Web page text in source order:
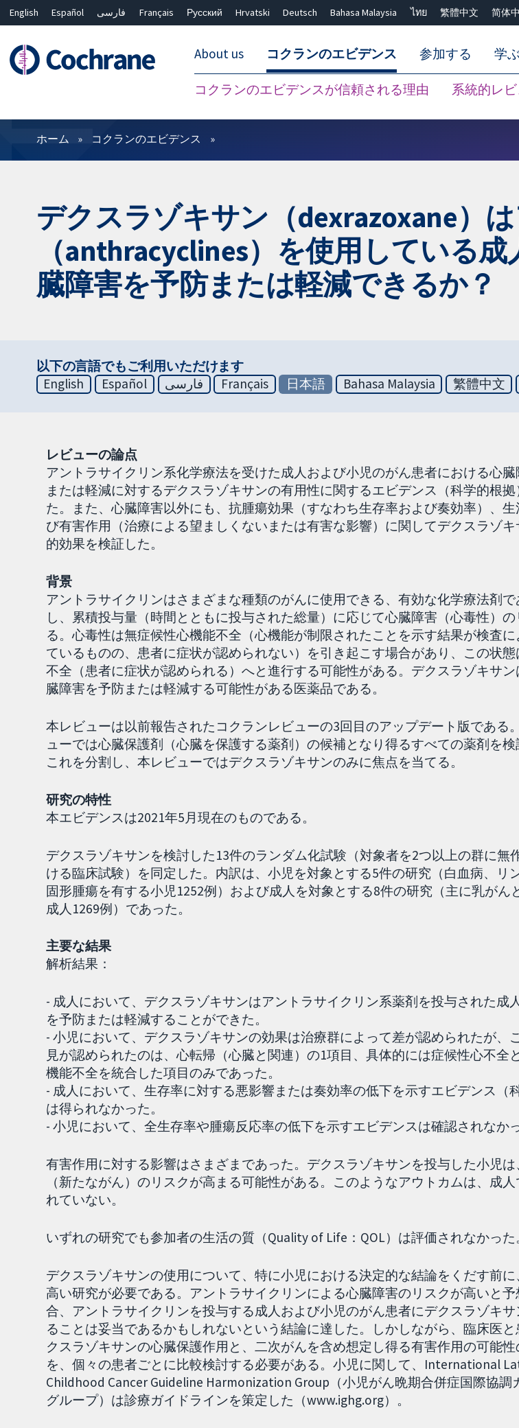
English Español فارسی Français Русский Hrvatski Deutsch Bahasa Malaysia ไทย 繁體中文 简体
About us コクランのエビデンス
コクランのエビデンスが信頼される理由 系統的レ
参加する 学ぶ
フィルター
ホーム コクランのエビデンス
デクスラゾキサン（dexrazoxane）
（anthracyclines）を使用している
臓障害を予防または軽減できるか？
以下の言語でもご利用いただけます
English
Español فارسی Français 日本語 Bahasa Malaysia 繁體中文
レビューの論点
アントラサイクリン系化学療法を受けた成人および小児のがん患者における心
または軽減に対するデクスラゾキサンの有用性に関するエビデンス（科学的根拠
た。また、心臓障害以外にも、抗腫瘍効果（すなわち生存率および奏効率）、生
び有害作用（治療による望ましくないまたは有害な影響）に関してデクスラゾ
的効果を検証した。
背景
アントラサイクリンはさまざまな種類のがんに使用できる、有効な化学療法剤
し、累積投与量（時間とともに投与された総量）に応じて心臓障害（心毒性）
る。心毒性は無症候性心機能不全（心機能が制限されたことを示す結果が検査
ているものの、患者に症状が認められない）を引き起こす場合があり、この状
不全（患者に症状が認められる）へと進行する可能性がある。デクスラゾキサ
臓障害を予防または軽減する可能性がある医薬品である。
本レビューは以前報告されたコクランレビューの3回目のアップデート版である
ューでは心臓保護剤（心臓を保護する薬剤）の候補となり得るすべての薬剤を検
これを分割し、本レビューではデクスラゾキサンのみに焦点を当てる。
研究の特性
本エビデンスは2021年5月現在のものである。
デクスラゾキサンを検討した13件のランダム化試験（対象者を2つ以上の群に無
ける臨床試験）を同定した。内訳は、小児を対象とする5件の研究（白血病、リ
固形腫瘍を有する小児1252例）および成人を対象とする8件の研究（主に乳がん
成人1269例）であった。
主要な結果
解析結果：
- 成人において、デクスラゾキサンはアントラサイクリン系薬剤を投与された成
を予防または軽減することができた。
- 小児において、デクスラゾキサンの効果は治療群によって差が認められたが、
見が認められたのは、心転帰（心臓と関連）の1項目、具体的には症候性心不全
機能不全を統合した項目のみであった。
- 成人において、生存率に対する悪影響または奏効率の低下を示すエビデンス（
は得られなかった。
- 小児において、全生存率や腫瘍反応率の低下を示すエビデンスは確認されなかっ
有害作用に対する影響はさまざまであった。デクスラゾキサンを投与した小児
（新たながん）のリスクが高まる可能性がある。このようなアウトカムは、成人
れていない。
いずれの研究でも参加者の生活の質（Quality of Life：QOL）は評価されなかった
デクスラゾキサンの使用について、特に小児における決定的な結論をくだす前
高い研究が必要である。アントラサイクリンによる心臓障害のリスクが高いと
合、アントラサイクリンを投与する成人および小児のがん患者にデクスラゾキ
ることは妥当であるかもしれないという結論に達した。しかしながら、臨床医
クスラゾキサンの心臓保護作用と、二次がんを含め想定し得る有害作用の可能性
を、個々の患者ごとに比較検討する必要がある。小児に関して、International
Childhood Cancer Guideline Harmonization Group（小児がん晩期合併症国際協調
グループ）は診療ガイドラインを策定した（www.ighg.org）。